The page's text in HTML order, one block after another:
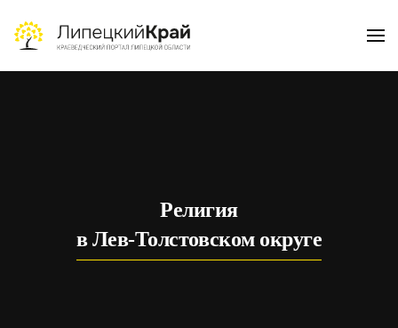
Skip to main content
Религия
в Лев-Толстовском округе